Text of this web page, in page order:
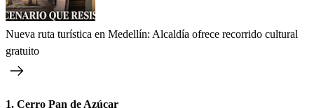
Nueva ruta turística en Medellín: Alcaldía ofrece recorrido cultural
gratuito
1. Cerro Pan de Azúcar